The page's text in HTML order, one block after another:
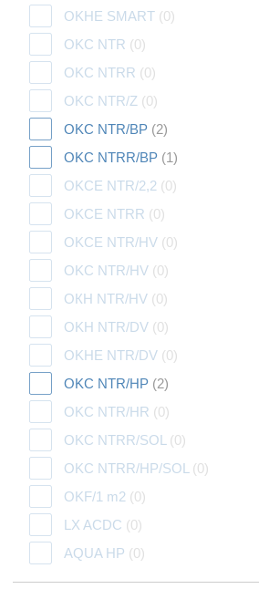
OKHE SMART (0)
OKC NTR (0)
OKC NTRR (0)
OKC NTR/Z (0)
OKC NTR/BP (2)
OKC NTRR/BP (1)
OKCE NTR/2,2 (0)
OKCE NTRR (0)
OKCE NTR/HV (0)
OKC NTR/HV (0)
ОКН NTR/HV (0)
OKH NTR/DV (0)
OKHE NTR/DV (0)
OKC NTR/HP (2)
OKC NTR/HR (0)
OKC NTRR/SOL (0)
OKC NTRR/HP/SOL (0)
OKF/1 m2 (0)
LX ACDC (0)
AQUA HP (0)